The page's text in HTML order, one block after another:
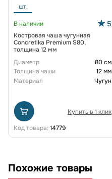
шт.
В наличии 5
Костровая чаша чугунная
Concretika Premium S80,
толщина 12 мм
Диаметр
80 см
Толщина чаши
12 мм
Материал
Чугун
Купить в 1 клик
Код товара: 14779
Похожие товары